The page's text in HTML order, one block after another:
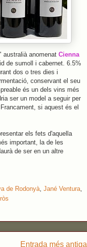
australià anomenat Cienna
de sumoll i cabernet. 6.5%
dos o tres dies i
conservant el seu
és un dels vins més
ser un model a seguir per
si aquest és el
els fets d'aquella
important, la de les
de ser en un altre
de Rodonyà Jané Ventura
Entrada més antiga